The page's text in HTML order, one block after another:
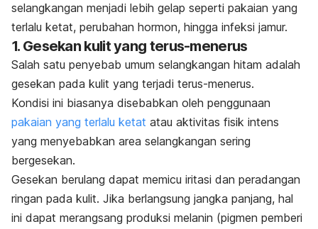
selangkangan menjadi lebih gelap seperti pakaian yang
terlalu ketat, perubahan hormon, hingga infeksi jamur.
1. Gesekan kulit yang terus-menerus
Salah satu penyebab umum selangkangan hitam adalah
gesekan pada kulit yang terjadi terus-menerus.
Kondisi ini biasanya disebabkan oleh penggunaan
pakaian yang terlalu ketat atau aktivitas fisik intens
yang menyebabkan area selangkangan sering
bergesekan.
Gesekan berulang dapat memicu iritasi dan peradangan
ringan pada kulit. Jika berlangsung jangka panjang, hal
ini dapat merangsang produksi melanin (pigmen pemberi